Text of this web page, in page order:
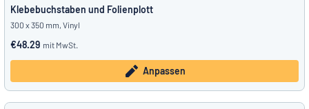
Klebebuchstaben und Folienplott
300 x 350 mm, Vinyl
€48.29 mit MwSt.
Anpassen